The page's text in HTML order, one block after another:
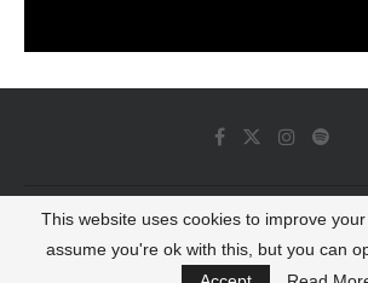
© 2022 - Luminous Dash All Rights
BACK TO TOP
This website uses cookies to improve
assume you're ok with this, but you can